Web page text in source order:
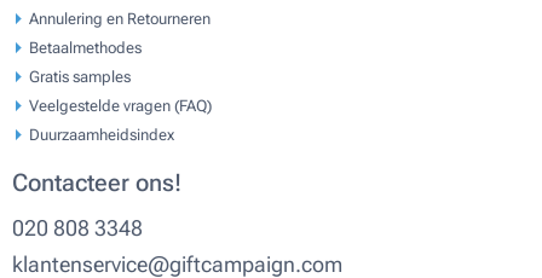
Annulering en Retourneren
Betaalmethodes
Gratis samples
Veelgestelde vragen (FAQ)
Duurzaamheidsindex
Contacteer ons!
020 808 3348
klantenservice@giftcampaign.com